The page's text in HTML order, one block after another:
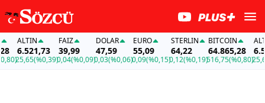
ALTIN
6.521,73
25,65(%0,39)
FAİZ
39,99
0,04(%0,09)
DOLAR
47,59
0,03(%0,06)
EURO
55,09
0,09(%0,15)
STERLIN
64,22
0,12(%0,19)
BITCOIN
64.865,28
516,75(%0,80)
ALTIN
25,65